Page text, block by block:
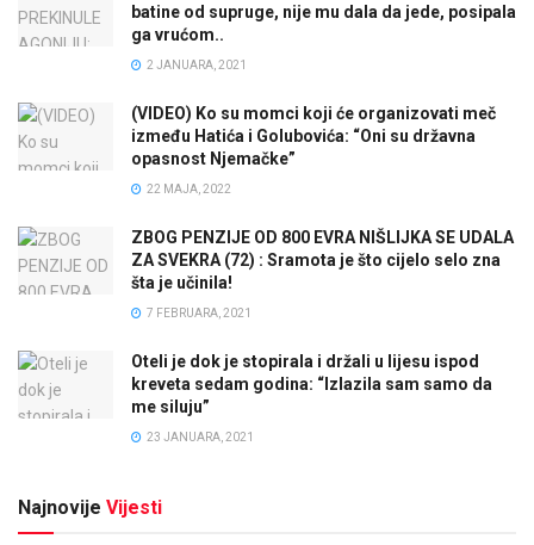
batine od supruge, nije mu dala da jede, posipala
ga vrućom..
2 JANUARA, 2021
(VIDEO) Ko su momci koji će organizovati meč
između Hatića i Golubovića: “Oni su državna
opasnost Njemačke”
22 MAJA, 2022
ZBOG PENZIJE OD 800 EVRA NIŠLIJKA SE UDALA
ZA SVEKRA (72) : Sramota je što cijelo selo zna
šta je učinila!
7 FEBRUARA, 2021
Oteli je dok je stopirala i držali u lijesu ispod
kreveta sedam godina: “Izlazila sam samo da
me siluju”
23 JANUARA, 2021
Najnovije Vijesti